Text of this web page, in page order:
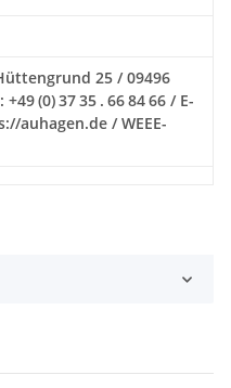
25 / 09496
(0) 37 35 . 66 84 66 / E-
auhagen.de / WEEE-